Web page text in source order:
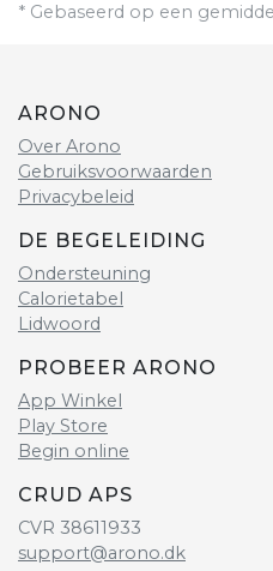
* Gebaseerd op een
ARONO
Over Arono
Gebruiksvoorwaarden
Privacybeleid
DE BEGELEIDING
Ondersteuning
Calorietabel
Lidwoord
PROBEER ARONO
App Winkel
Play Store
Begin online
CRUD APS
CVR 38611933
support@arono.dk